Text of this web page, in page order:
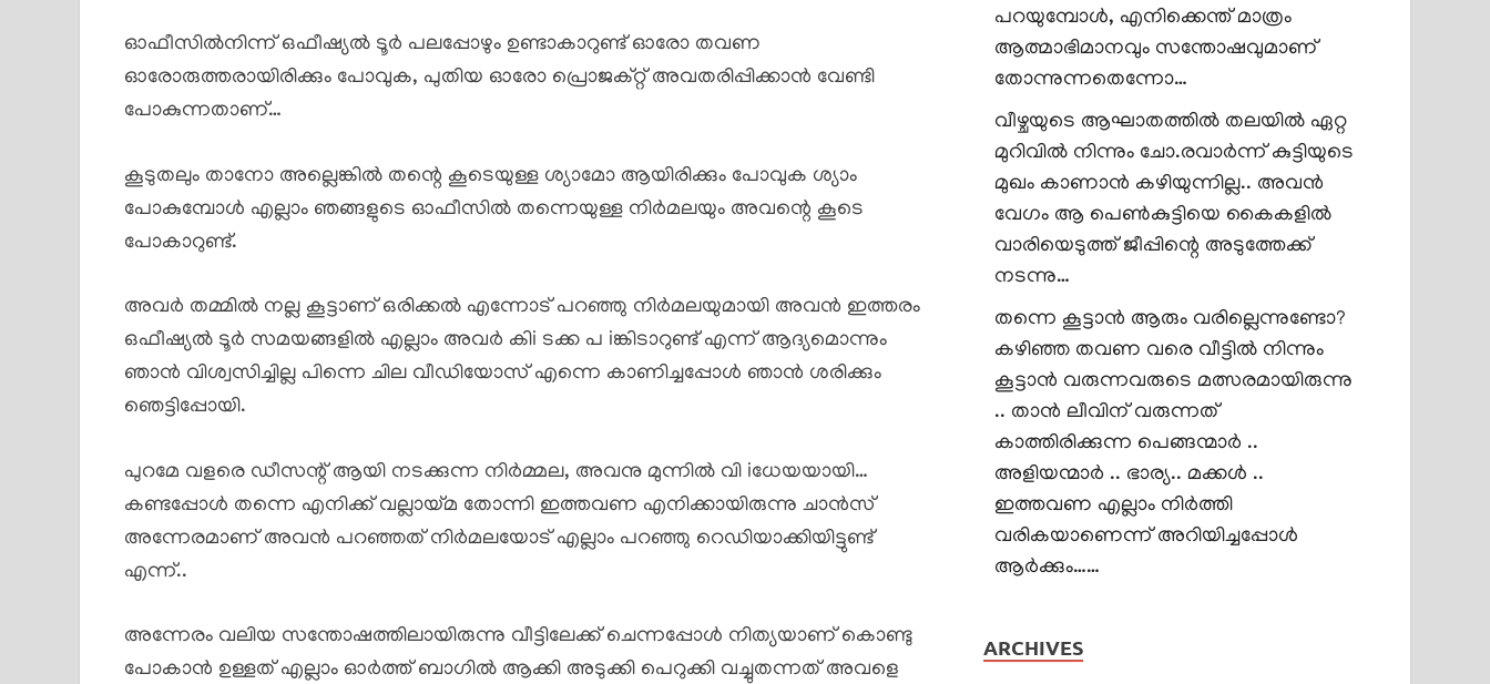
ഓഫീസിൽനിന്ന് ഒഫീഷ്യൽ ടൂർ പലപ്പോഴും ഉണ്ടാകാറുണ്ട് ഓരോ തവണ
ഓരോരുത്തരായിരിക്കും പോവുക, പുതിയ ഓരോ പ്രൊജക്റ്റ് അവതരിപ്പിക്കാൻ വേണ്ടി
പോകുന്നതാണ്…
കൂടുതലും താനോ അല്ലെങ്കിൽ തന്റെ കൂടെയുള്ള ശ്യാമോ ആയിരിക്കും പോവുക ശ്യാം
പോകുമ്പോൾ എല്ലാം ഞങ്ങളുടെ ഓഫീസിൽ തന്നെയുള്ള നിർമലയും അവന്റെ കൂടെ
പോകാറുണ്ട്.
അവർ തമ്മിൽ നല്ല കൂട്ടാണ് ഒരിക്കൽ എന്നോട് പറഞ്ഞു നിർമലയുമായി അവൻ ഇത്തരം
ഒഫീഷ്യൽ ടൂർ സമയങ്ങളിൽ എല്ലാം അവർ കിi ടക്ക പ iങ്കിടാറുണ്ട് എന്ന് ആദ്യമൊന്നും
ഞാൻ വിശ്വസിച്ചില്ല പിന്നെ ചില വീഡിയോസ് എന്നെ കാണിച്ചപ്പോൾ ഞാൻ ശരിക്കും
ഞെട്ടിപ്പോയി.
പുറമേ വളരെ ഡീസന്റ് ആയി നടക്കുന്ന നിർമ്മല, അവനു മുന്നിൽ വി iധേയയായി…
കണ്ടപ്പോൾ തന്നെ എനിക്ക് വല്ലായ്മ തോന്നി ഇത്തവണ എനിക്കായിരുന്നു ചാൻസ്
അന്നേരമാണ് അവൻ പറഞ്ഞത് നിർമലയോട് എല്ലാം പറഞ്ഞു റെഡിയാക്കിയിട്ടുണ്ട്
എന്ന്..
അന്നേരം വലിയ സന്തോഷത്തിലായിരുന്നു വീട്ടിലേക്ക് ചെന്നപ്പോൾ നിത്യയാണ് കൊണ്ടു
പോകാൻ ഉള്ളത് എല്ലാം ഓർത്ത് ബാഗിൽ ആക്കി അടുക്കി പെറുക്കി വച്ചുതന്നത് അവളെ
പറയുമ്പോൾ, എനിക്കെന്ത് മാത്രം
ആത്മാഭിമാനവും സന്തോഷവുമാണ്
തോന്നുന്നതെന്നോ…
വീഴ്ചയുടെ ആഘാതത്തിൽ തലയിൽ ഏറ്റ
മുറിവിൽ നിന്നും ചോ.രവാർന്ന് കുട്ടിയുടെ
മുഖം കാണാൻ കഴിയുന്നില്ല.. അവൻ
വേഗം ആ പെൺകുട്ടിയെ കൈകളിൽ
വാരിയെടുത്ത് ജീപ്പിന്റെ അടുത്തേക്ക്
നടന്നു…
തന്നെ കൂട്ടാൻ ആരും വരില്ലെന്നുണ്ടോ?
കഴിഞ്ഞ തവണ വരെ വീട്ടിൽ നിന്നും
കൂട്ടാൻ വരുന്നവരുടെ മത്സരമായിരുന്നു
.. താൻ ലീവിന് വരുന്നത്
കാത്തിരിക്കുന്ന പെങ്ങന്മാർ ..
അളിയന്മാർ .. ഭാര്യ.. മക്കൾ ..
ഇത്തവണ എല്ലാം നിർത്തി
വരികയാണെന്ന് അറിയിച്ചപ്പോൾ
ആർക്കും……
ARCHIVES